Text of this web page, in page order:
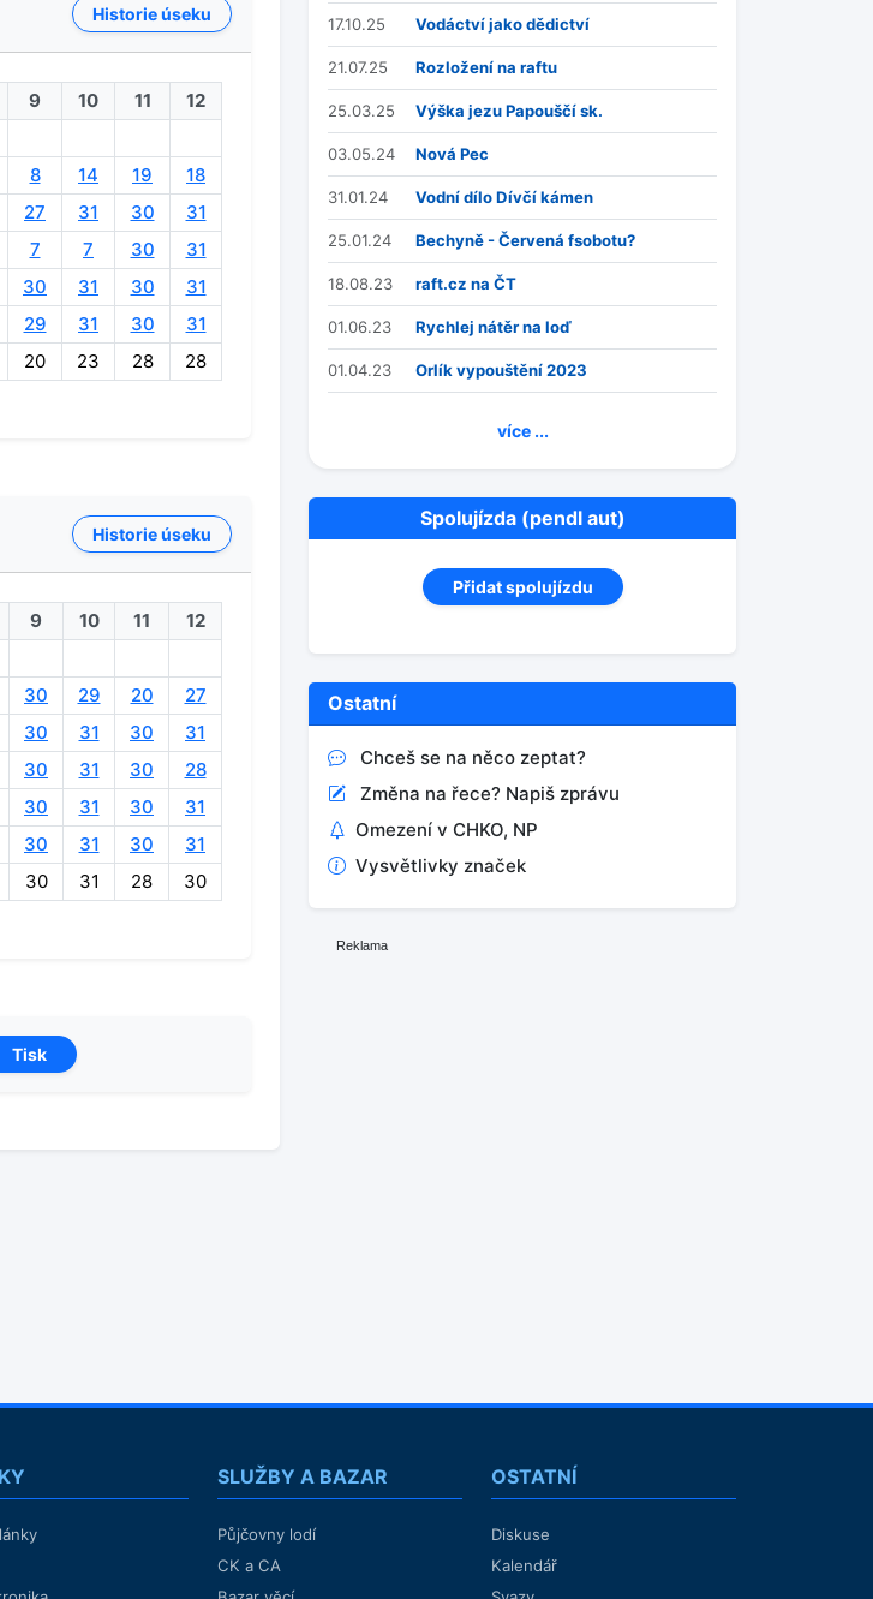
Historie úseku
9 10 11
12
8 14 19
18
27 31 30
31
7 7 30
31
30 31 30
31
29 31 30
31
20 23 28 28
Historie úseku
9 10 11
12
30 29 20
27
30 31 30
31
30 31 30
28
30 31 30
31
30 31 30
31
30 31 28 30
17.10.25 Vodáctví jako dědictví
21.07.25 Rozložení na raftu
25.03.25 Výška jezu Papouščí sk.
03.05.24 Nová Pec
31.01.24 Vodní dílo Dívčí kámen
25.01.24 Bechyně - Červená fsobotu?
18.08.23 raft.cz na ČT
01.06.23 Rychlej nátěr na loď
01.04.23 Orlík vypouštění 2023
více ...
Spolujízda (pendl aut)
Přidat spolujízdu
Ostatní
Chceš se na něco zeptat?
Změna na řece? Napiš zprávu
Omezení v CHKO, NP
Vysvětlivky značek
Reklama
SLUŽBY A BAZAR
Půjčovny lodí
CK a CA
OSTATNÍ
Diskuse
Kalendář